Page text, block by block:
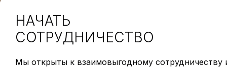
НАЧАТЬ
СОТРУДНИЧЕСТВО
Мы открыты к взаимовыгодному сотрудничеству